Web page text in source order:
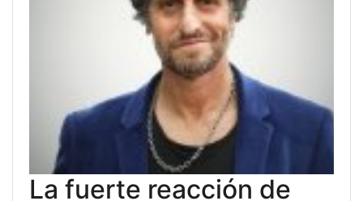
La fuerte reacción de